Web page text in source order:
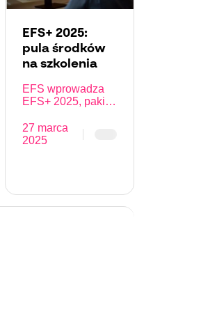
EFS+ 2025:
pula środków
na szkolenia
EFS wprowadza
EFS+ 2025, pakiet
który otwiera
wyjątkowe
27 marca
2025